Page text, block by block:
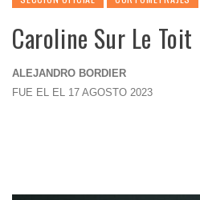
Caroline Sur Le Toit
ALEJANDRO BORDIER
FUE EL EL 17 AGOSTO 2023